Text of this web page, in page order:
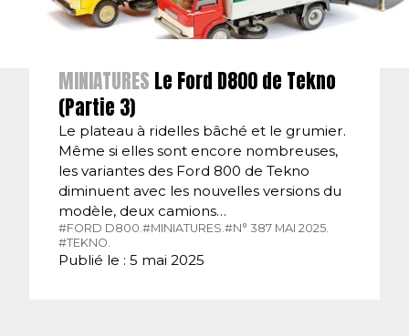
MINIATURES Le Ford D800 de Tekno
(Partie 3)
Le plateau à ridelles bâché et le grumier.
Même si elles sont encore nombreuses,
les variantes des Ford 800 de Tekno
diminuent avec les nouvelles versions du
modèle, deux camions…
#FORD D800.#MINIATURES.#N° 387 MAI 2025.
#TEKNO.
Publié le : 5 mai 2025